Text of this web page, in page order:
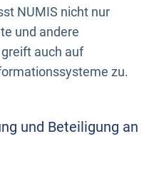
NUMIS nicht nur
und andere
auch auf
zu.
und Beteiligung an